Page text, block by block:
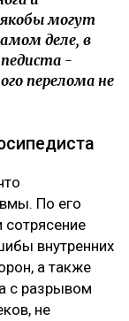
якобы могут
деле, в
-
перелома не
По его
внутренних
а также
с разрывом
не